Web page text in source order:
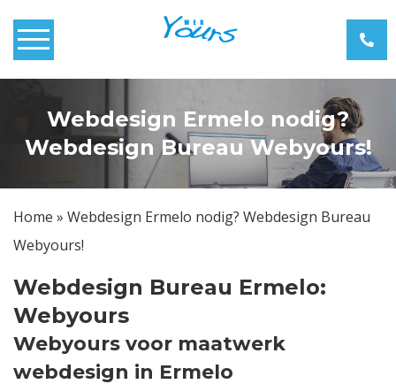
Home
Over Webyours
Webdesign
Zoekmachine Optimalisatie
Blog
Contact
Webdesign Ermelo nodig?
Webdesign Bureau Webyours!
Home » Webdesign Ermelo nodig? Webdesign Bureau
Webyours!
Webdesign Bureau Ermelo:
Webyours
Webyours voor maatwerk
webdesign in Ermelo